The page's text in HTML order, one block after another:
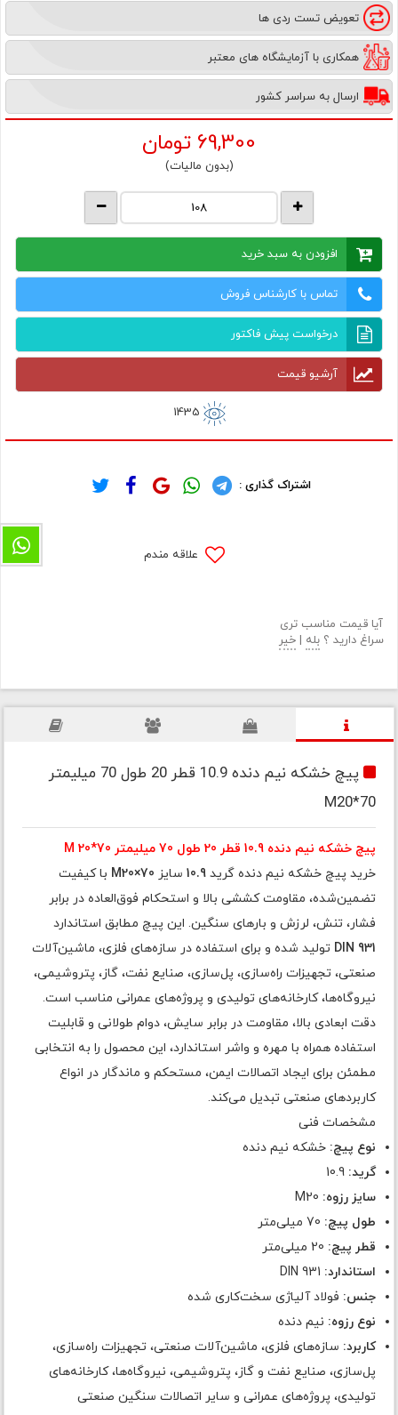
تعویض تست ردی ها
همکاری با آزمایشگاه های معتبر
ارسال به سراسر کشور
69,300 تومان
(بدون مالیات)
افزودن به سبد خرید
تماس با کارشناس فروش
درخواست پیش فاکتور
آرشیو قیمت
1435
اشتراک گذاری :
علاقه مندم
آیا قیمت مناسب تری
سراغ دارید ؟ بله | خیر
پیچ خشکه نیم دنده 10.9 قطر 20 طول 70 میلیمتر
M20*70
پیچ خشکه نیم دنده 10.9 قطر 20 طول 70 میلیمتر M 20*70
خرید پیچ خشکه نیم دنده گرید10.9 سایز M20×70 با کیفیت
تضمین‌شده، مقاومت کششی بالا و استحکام فوق‌العاده در برابر
فشار، تنش، لرزش و بارهای سنگین. این پیچ مطابق استاندارد
DIN 931 تولید شده و برای استفاده در سازه‌های فلزی، ماشین‌آلات
صنعتی، تجهیزات راه‌سازی، پل‌سازی، صنایع نفت، گاز، پتروشیمی،
نیروگاه‌ها، کارخانه‌های تولیدی و پروژه‌های عمرانی مناسب است.
دقت ابعادی بالا، مقاومت در برابر سایش، دوام طولانی و قابلیت
استفاده همراه با مهره و واشر استاندارد، این محصول را به انتخابی
مطمئن برای ایجاد اتصالات ایمن، مستحکم و ماندگار در انواع
کاربردهای صنعتی تبدیل می‌کند.
مشخصات فنی
نوع پیچ: خشکه نیم دنده
گرید: 10.9
سایز رزوه:
طول پیچ:
قطر پیچ:
استاندارد:
جنس: فولاد آلیاژی سخت‌کاری شده
نوع رزوه: نیم دنده
کاربرد: سازه‌های فلزی، ماشین‌آلات صنعتی، تجهیزات راه‌سازی،
پل‌سازی، صنایع نفت و گاز، پتروشیمی، نیروگاه‌ها، کارخانه‌های
تولیدی، پروژه‌های عمرانی و سایر اتصالات سنگین صنعتی